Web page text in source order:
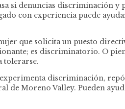
si denuncias discriminación
con experiencia puede
que solicita un puesto
es discriminatorio. O
tolerarse.
discriminación,
Moreno Valley. Pueden